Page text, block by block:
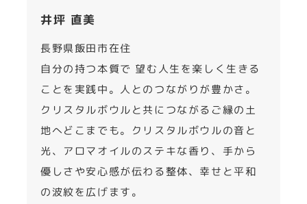
井坪 直美
長野県飯田市在住
自分の持つ本質で 望む人生を楽しく生きる
ことを実践中。人とのつながりが豊かさ。
クリスタルボウルと共につながるご縁の土
地へどこまでも。クリスタルボウルの音と
光、アロマオイルのステキな香り、手から
優しさや安心感が伝わる整体、幸せと平和
の波紋を広げます。